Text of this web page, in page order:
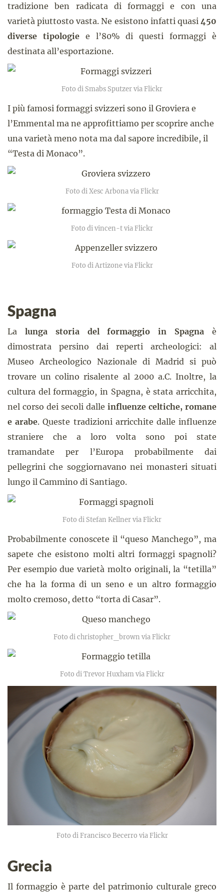
tradizione ben radicata di formaggi e con una
varietà piuttosto vasta. Ne esistono infatti quasi 450
diverse tipologiee l’80% di questi formaggi è
destinata all’esportazione.
Foto di Smabs Sputzer via Flickr
I più famosi formaggi svizzeri sono il Groviera e
l’Emmental ma ne approfittiamo per scoprire anche
una varietà meno nota ma dal sapore incredibile, il
“Testa di Monaco”.
Foto di Xesc Arbona via Flickr
Foto di vincen-t via Flickr
Foto di Artizone via Flickr
Spagna
La lunga storia del formaggio in Spagna è
dimostrata persino dai reperti archeologici: al
Museo Archeologico Nazionale di Madrid si può
trovare un colino risalente al 2000 a.C. Inoltre, la
cultura del formaggio, in Spagna, è stata arricchita,
nel corso dei secoli dalle influenze celtiche, romane
e arabe. Queste tradizioni arricchite dalle influenze
straniere che a loro volta sono poi state
tramandate per l’Europa probabilmente dai
pellegrini che soggiornavano nei monasteri situati
lungo il Cammino di Santiago.
Foto di Stefan Kellner via Flickr
Probabilmente conoscete il “queso Manchego”, ma
sapete che esistono molti altri formaggi spagnoli?
Per esempio due varietà molto originali, la “tetilla”
che ha la forma di un seno e un altro formaggio
molto cremoso, detto “torta di Casar”.
Foto di christopher_brown via Flickr
Foto di Trevor Huxham via Flickr
Foto di Francisco Becerro via Flickr
Grecia
Il formaggio è parte del patrimonio culturale greco